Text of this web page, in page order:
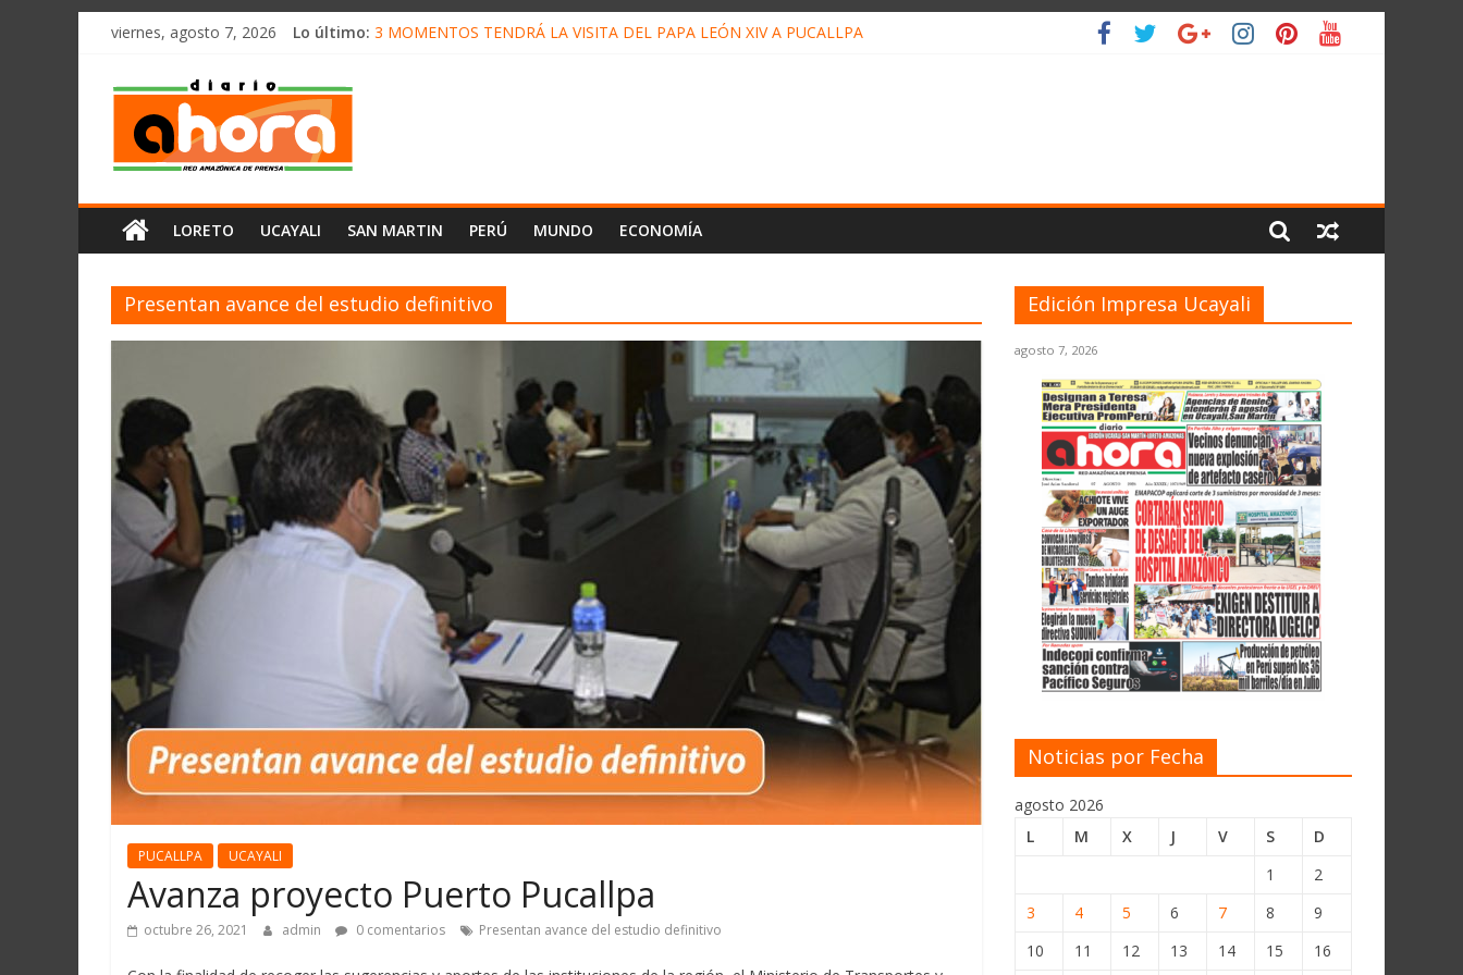
олимп казино
Saltarviernes, agosto 7, 2026 Lo último: 3 MOMENTOS TENDRÁ LA VISITA DEL PAPA LEÓN XIV A PUCALLPA
Diario
Ahora
Cadena
Amazónica
de
Prensa
Noticias
del
Ucayali,
San
Martín
y
Loreto
LORETO UCAYALI SAN MARTIN PERÚ MUNDO ECONOMÍA
Presentan avance del estudio definitivo
PUCALLPA UCAYALI
Avanza proyecto Puerto Pucallpa
octubre 26, 2021 admin 0 comentarios Presentan avance del estudio definitivo
Edición Impresa Ucayali
agosto 7, 2026
Noticias por Fecha
agosto 2026
L
M X J V S
D
1
2
3
4 5 6 7 8
9
10
11 12 13 14 15
16